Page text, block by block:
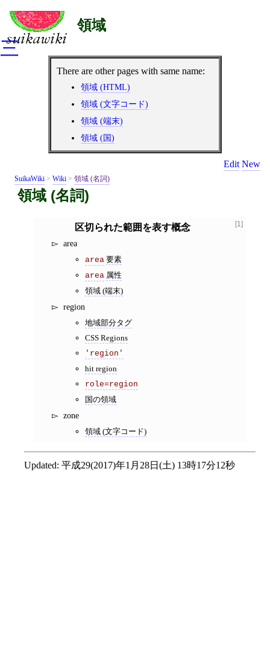
領域
There are other pages with same name:
領域 (HTML)
領域 (文字コード)
領域 (端末)
領域 (国)
Edit New
SuikaWiki > Wiki > 領域 (名詞)
領域 (名詞)
[1]
区切られた範囲を表す概念
area
area 要素
area 属性
領域 (端末)
region
地域部分タグ
CSS Regions
'region'
hit region
role=region
国の領域
zone
領域 (文字コード)
Updated: 平成29(2017)年1月28日(土) 13時17分12秒
三